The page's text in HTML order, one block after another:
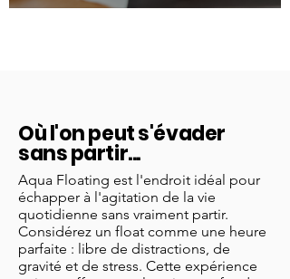
Où l'on peut s'évader
sans partir...
Aqua Floating est l'endroit idéal pour
échapper à l'agitation de la vie
quotidienne sans vraiment partir.
Considérez un float comme une heure
parfaite : libre de distractions, de
gravité et de stress. Cette expérience